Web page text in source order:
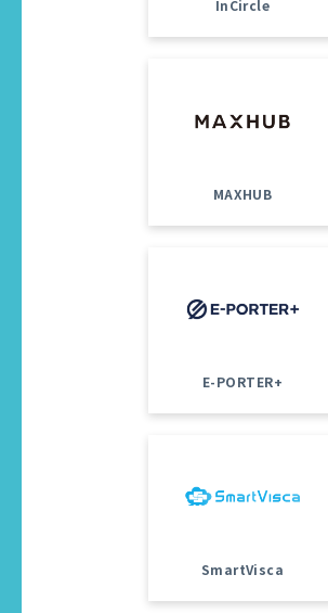
InCircle
MAXHUB
E-PORTER+
SmartVisca